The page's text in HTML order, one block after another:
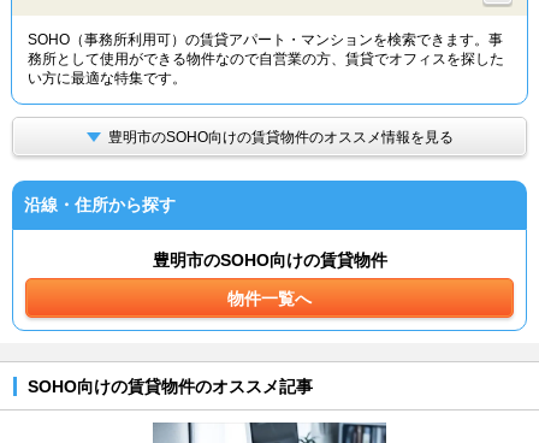
TOP
SOHO（事務所利用可）の賃貸アパート・マンションを検索できます。事
務所として使用ができる物件なので自営業の方、賃貸でオフィスを探した
い方に最適な特集です。
豊明市のSOHO向けの賃貸物件のオススメ情報を見る
沿線・住所から探す
豊明市のSOHO向けの賃貸物件
物件一覧へ
SOHO向けの賃貸物件のオススメ記事